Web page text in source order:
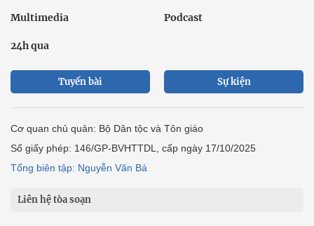
Multimedia Podcast
24h qua
Tuyến bài Sự kiện
Cơ quan chủ quản: Bộ Dân tộc và Tôn giáo
Số giấy phép: 146/GP-BVHTTDL, cấp ngày 17/10/2025
Tổng biên tập: Nguyễn Văn Bá
Liên hệ tòa soạn